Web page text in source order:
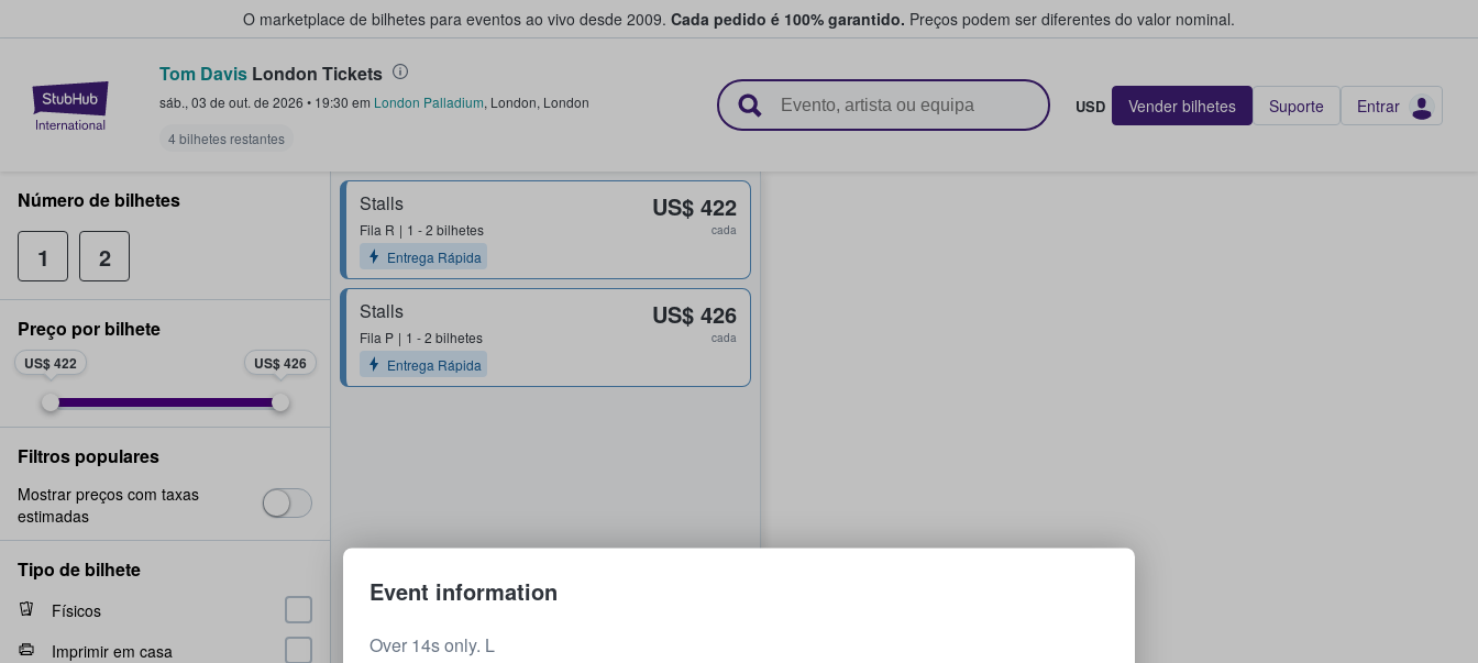
O marketplace de bilhetes para eventos ao vivo desde 2009. Cada pedido é 100% garantido. Preços podem ser diferentes do valor nominal.
StubHub – onde os fãs compram e vendem bilhetes
Tom Davis London Tickets
sáb., 03 de out. de 2026 • 19:30 em London Palladium, London, London
4 bilhetes restantes
USD Vender bilhetes Suporte Entrar
Stalls
Fila R
1 - 2 bilhetes
Entrega Rápida
US$ 422
cada
Stalls
Fila P
1 - 2 bilhetes
Entrega Rápida
US$ 426
cada
Número de bilhetes
1 2
Preço por bilhete
US$ 422 US$ 426
Filtros populares
Mostrar preços com taxas
estimadas
Tipo de bilhete
Físicos
Imprimir em casa
Event information
Over 14s only. L